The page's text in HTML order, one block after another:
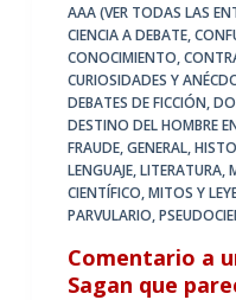
AAA (VER TODAS LAS
CIENCIA A DEBATE,
CONOCIMIENTO,
CURIOSIDADES Y
DEBATES DE FICCIÓN,
DESTINO DEL HOMBRE
FRAUDE,GENERAL,
LENGUAJE,LITERATURA,
CIENTÍFICO,MITOS Y
PARVULARIO,
Comentario a
Sagan que